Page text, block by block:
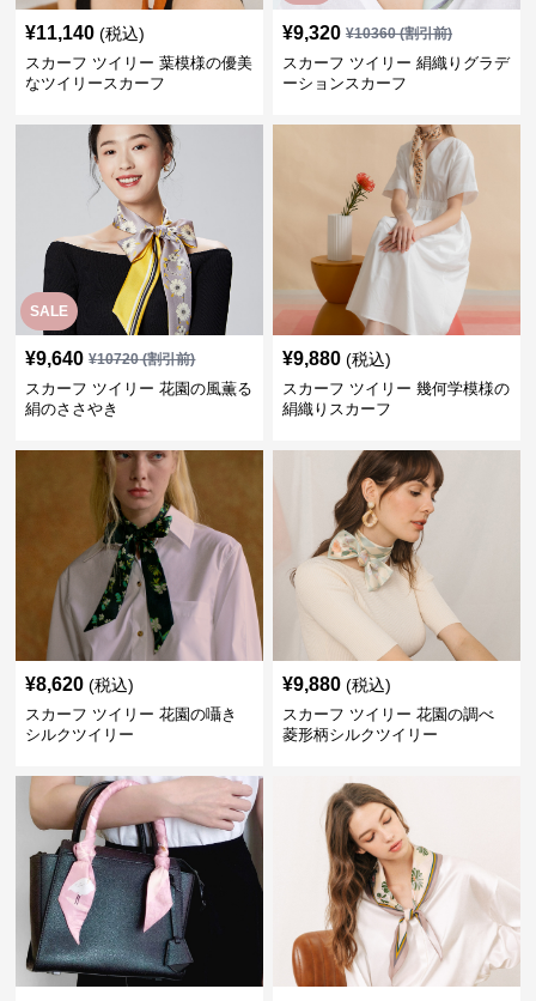
¥11,140 (税込)
スカーフ ツイリー 葉模様の優美
なツイリースカーフ
¥9,320 ¥10360(割引前)
スカーフ ツイリー 絹織りグラデ
ーションスカーフ
SALE
¥9,640 ¥10720(割引前)
スカーフ ツイリー 花園の風薫る
絹のささやき
¥9,880 (税込)
スカーフ ツイリー 幾何学模様の
絹織りスカーフ
¥8,620 (税込)
スカーフ ツイリー 花園の囁き
シルクツイリー
¥9,880 (税込)
スカーフ ツイリー 花園の調べ
菱形柄シルクツイリー